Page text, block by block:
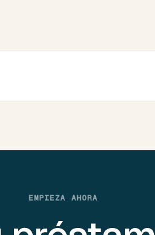
EMPIEZA AHORA